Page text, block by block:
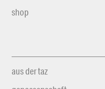
shop
aus der taz